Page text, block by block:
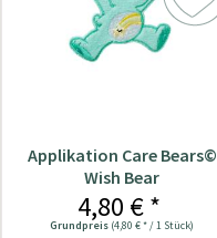
Applikation Care Bears©
Wish Bear
4,80 € *
Grundpreis (4,80 € * / 1 Stück)